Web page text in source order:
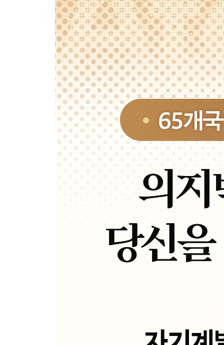
Chapter 10. 나쁜 습관도 즐겁게 고칠 수 있을까
당신이 게임을 하는 진짜 이유 ｜ 긍정적인 느낌을
Part 4. 세 번째 법칙, 쉬워야 달라진다
Chapter 11. 1만 시간의 법칙은 틀렸다
많이 해야 할까, 오래 해야 할까
Chapter 12. 웬만하면 쉽게 갑시다
구글과 아마존에서 파는 것 ｜ 노력은 최소로, 성과
Chapter 13. 변화를 위한 최소한의 시간
터무니없을 만큼 사소할 것
Chapter 14. 그들은 어떻게 나쁜 습관을 버리는가
똑똑한 사람들의 습관 관리법
Part 5. 네 번째 법칙, 만족스러워야 달라진다
Chapter 15. 재미와 보상 두 마리 토끼를 잡는 법
눈앞의 만족이 우선인 사람들 ｜ 아주 작은 보상의
어떻게 안전벨트는 세계인의 습관이 됐을까